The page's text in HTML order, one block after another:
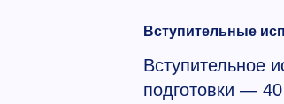
Вступительные
Вступительное
подготовки — 40